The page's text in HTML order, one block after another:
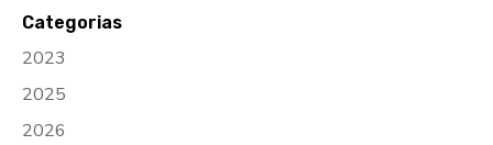
Categorias
2023
2025
2026